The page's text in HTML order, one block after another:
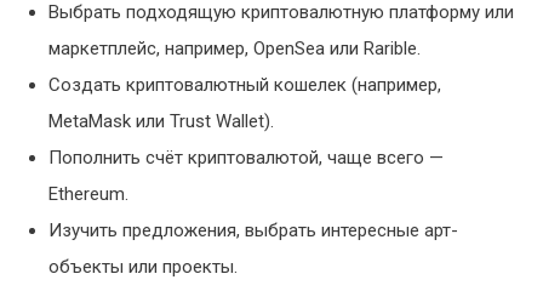
Выбрать подходящую криптовалютную платформу или
маркетплейс, например, OpenSea или Rarible.
Создать криптовалютный кошелек (например,
MetaMask или Trust Wallet).
Пополнить счёт криптовалютой, чаще всего —
Ethereum.
Изучить предложения, выбрать интересные арт-
объекты или проекты.